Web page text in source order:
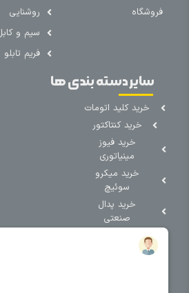
فروشگاه
روشنایی
سیم و
فریم تابلو
سایر دسته بندی ها
خرید کلید اتومات
خرید کنتاکتور
خرید فیوز
مینیاتوری
خرید میکرو
سوئیچ
خرید پدال
صنعتی